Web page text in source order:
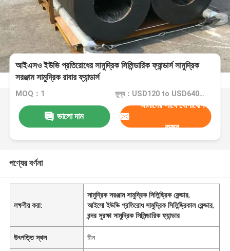
আইএসও ইউভি প্রতিরোধের সামুদ্রিক সিলিন্ডারিক ফ্যান্ডার্স সামুদ্রিক
সরঞ্জাম সামুদ্রিক রাবার ফ্যান্ডার্স
MOQ：1 মূল্য：USD120 to USD640 Per Piece
ভালো দাম
আমাদের সাথে যোগাযোগ
করুন
পণ্যের বর্ণনা
লক্ষণীয় করা:
সামুদ্রিক সরঞ্জাম সামুদ্রিক সিলিন্ড্রিক ফেন্ডার,
আইসো ইউভি প্রতিরোধ সামুদ্রিক সিলিন্ড্রিকাল ফেন্ডার,
বন্দর সুরক্ষা সামুদ্রিক সিলিন্ডারিক ফ্যান্ডার
উৎপত্তি স্থল চীন